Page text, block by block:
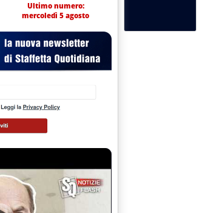
Ultimo numero:
mercoledì 5 agosto